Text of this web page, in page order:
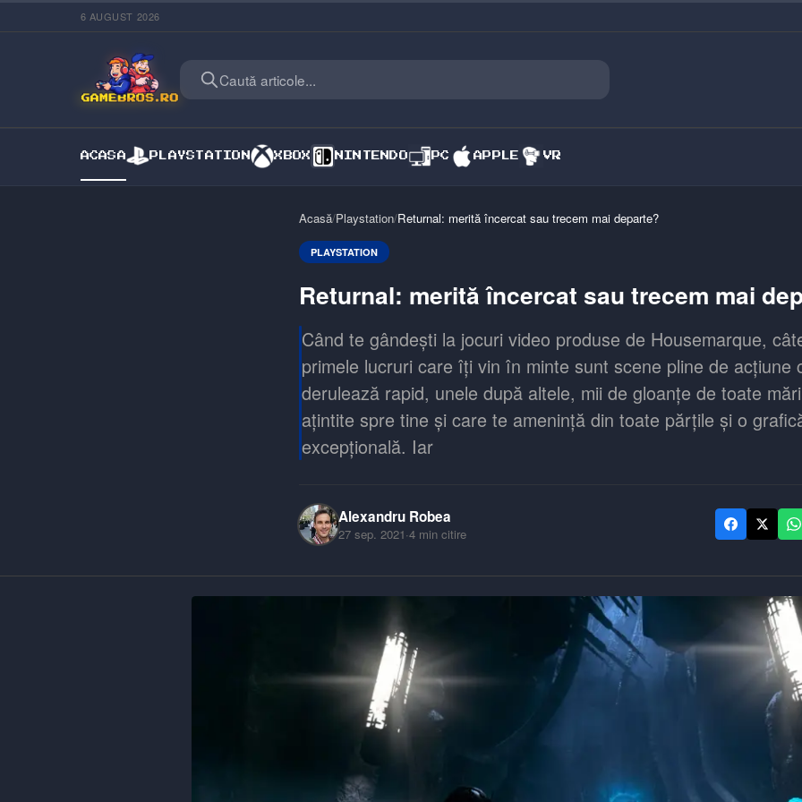
6 AUGUST 2026
Caută articole...
ACASA PLAYSTATION XBOX NINTENDO PC APPLE VR
Acasă/Playstation/Returnal: merită încercat sau trecem mai departe?
PLAYSTATION
Returnal: merită încercat sau trecem mai
Când te gândești la jocuri video produse de Housemarque,
primele lucruri care îți vin în minte sunt scene pline de acțiune
derulează rapid, unele după altele, mii de gloanțe de toate
ațintite spre tine și care te amenință din toate părțile și o
excepțională. Iar
Alexandru Robea
27 sep. 2021·4 min citire